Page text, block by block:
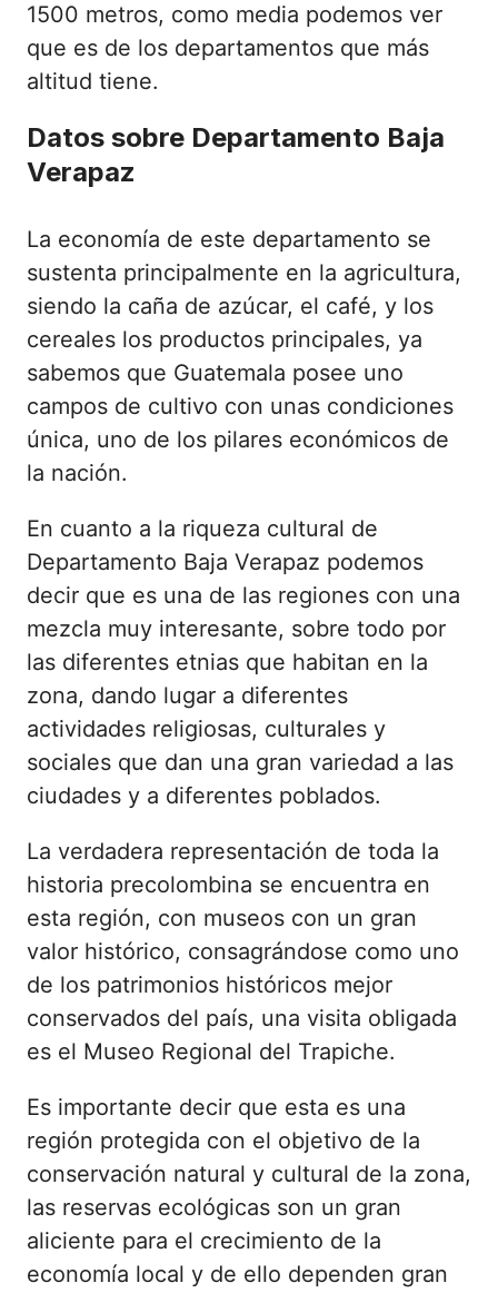
1500 metros, como media podemos ver
que es de los departamentos que más
altitud tiene.
Datos sobre Departamento Baja
Verapaz
La economía de este departamento se
sustenta principalmente en la agricultura,
siendo la caña de azúcar, el café, y los
cereales los productos principales, ya
sabemos que Guatemala posee uno
campos de cultivo con unas condiciones
única, uno de los pilares económicos de
la nación.
En cuanto a la riqueza cultural de
Departamento Baja Verapaz podemos
decir que es una de las regiones con una
mezcla muy interesante, sobre todo por
las diferentes etnias que habitan en la
zona, dando lugar a diferentes
actividades religiosas, culturales y
sociales que dan una gran variedad a las
ciudades y a diferentes poblados.
La verdadera representación de toda la
historia precolombina se encuentra en
esta región, con museos con un gran
valor histórico, consagrándose como uno
de los patrimonios históricos mejor
conservados del país, una visita obligada
es el Museo Regional del Trapiche.
Es importante decir que esta es una
región protegida con el objetivo de la
conservación natural y cultural de la zona,
las reservas ecológicas son un gran
aliciente para el crecimiento de la
economía local y de ello dependen gran